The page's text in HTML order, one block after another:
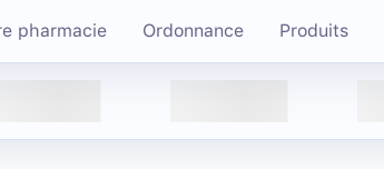
pharmacie Ordonnance Produits